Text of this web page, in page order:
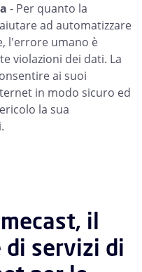
- Per quanto la
ad automatizzare
l'errore umano è
violazioni dei dati. La
ai suoi
in modo sicuro ed
la sua
il
servizi di